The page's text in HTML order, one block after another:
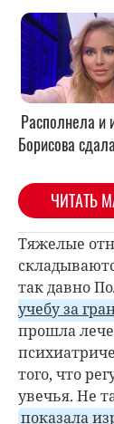
Располнела и
Борисова
ЧИТАТЬ
Тяжелые
так давно
учебу за
прошла
того, что
увечья. Не
показала